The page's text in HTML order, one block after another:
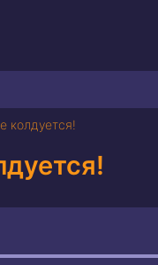
колдуется!